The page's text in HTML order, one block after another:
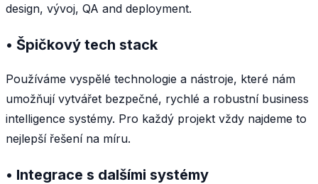
design, vývoj, QA and deployment.
• Špičkový tech stack
Používáme vyspělé technologie a nástroje, které nám
umožňují vytvářet bezpečné, rychlé a robustní business
intelligence systémy. Pro každý projekt vždy najdeme to
nejlepší řešení na míru.
• Integrace s dalšími systémy